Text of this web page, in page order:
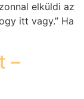
elküldi az
itt vagy.” Ha
–